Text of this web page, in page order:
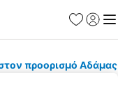
προορισμό Αδάμας